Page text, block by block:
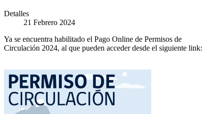
Detalles
21 Febrero 2024
Ya se encuentra habilitado el Pago Online de Permisos de
Circulación 2024, al que pueden acceder desde el siguiente link: